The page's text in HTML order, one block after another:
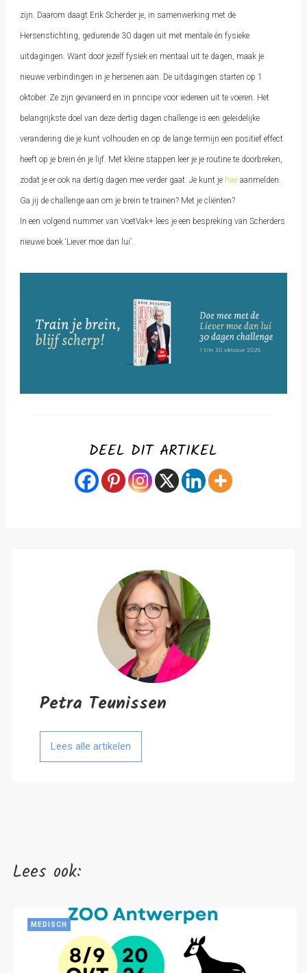
zijn. Daarom daagt Erik Scherder je, in samenwerking met de
Hersenstichting, gedurende 30 dagen uit met mentale én fysieke
uitdagingen. Want door jezelf fysiek en mentaal uit te dagen, maak je
nieuwe verbindingen in je hersenen aan. De uitdagingen starten op 1
oktober. Ze zijn gevarieerd en in principe voor iedereen uit te voeren. Het
belangrijkste doel van deze dertig dagen challenge is een geleidelijke
verandering die je kunt volhouden en op de lange termijn een positief effect
heeft op je brein én je lijf. Met kleine stappen leer je je routine te doorbreken,
zodat je er ook na dertig dagen mee verder gaat. Je kunt je hieraanmelden.
Ga jij de challenge aan om je brein te trainen? Met je cliënten?
In een volgend nummer van VoetVak+ lees je een bespreking van Scherders
nieuwe boek ‘Liever moe dan lui’.
DEEL DIT ARTIKEL
Petra Teunissen
Lees alle artikelen
Lees ook:
MEDISCH